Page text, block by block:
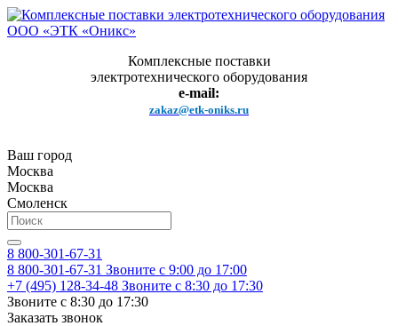
Комплексные поставки
электротехнического оборудования
e-mail:
zakaz@etk-oniks.ru
Ваш город
Москва
Москва
Смоленск
8 800-301-67-31
8 800-301-67-31 Звоните с 9:00 до 17:00
+7 (495) 128-34-48 Звоните с 8:30 до 17:30
Звоните с 8:30 до 17:30
Заказать звонок